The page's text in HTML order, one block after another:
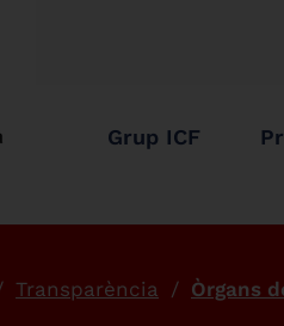
Grup ICF
Transparència Òrgans